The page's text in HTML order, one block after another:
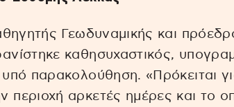
Γεωδυναμικής και
καθησυχαστικός,
υπό παρακολούθηση. «Πρόκειται
αρκετές ημέρες και το